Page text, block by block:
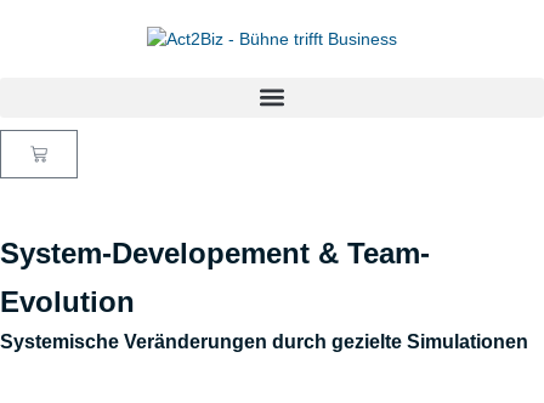
System-Developement & Team-
Evolution
Systemische Veränderungen durch gezielte Simulationen